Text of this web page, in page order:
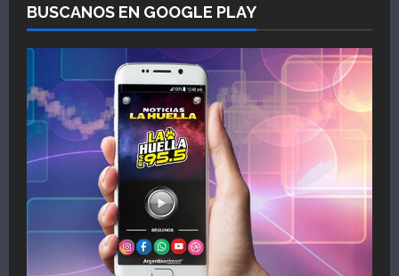
BUSCANOS EN GOOGLE PLAY